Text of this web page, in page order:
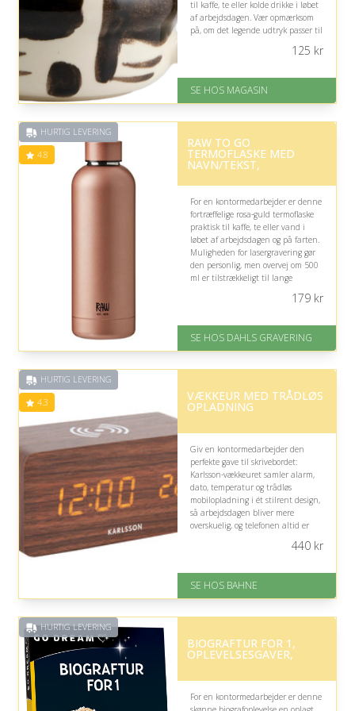
til kaffe, te eller kolde drikke i løbet
af arbejdsdagen. Vær opmærksom
på, om det legende udtryk passer til
God Trustpilot rating på 4.1 ud
125 kr
SE HOS MAGASIN
HURTIG LEVERING
4.8
RAW TO GO
TERMOFLASKE MED
NAVN/TEKST,
For en kontormedarbejder er denne
fortræffelige rosa-guld termoflaske
praktisk til kaffe, te eller vand i
løbet af arbejdsdagen og på farten.
Muligheden for lasergravering gør
den personlig, men overvej om 500
ml er tilstrækkeligt til lange
Fremragende Trustpilot rating
179kr
SE HOS DAHLS GRAVERING
HURTIG LEVERING
4.3 VÆKKEUR MED TRÅDLØS
OPLADNING
Giv en kontormedarbejder den
perfekte gave til skrivebordet:
Karlsson-vækkeuret samler alarm,
dato, temperatur og trådløs
mobilopladning i ét stilrent design,
så arbejdsdagen bliver mere
overskuelig, og telefonen altid er
På lager
Levering: 1-3 hverdage
Fremragende Trustpilot rating
440kr
SE HOS BAHNE
HURTIG LEVERING
BIOGRAFTUR FOR 1,
OPLEVELSESGAVER,
For en kontormedarbejder er denne